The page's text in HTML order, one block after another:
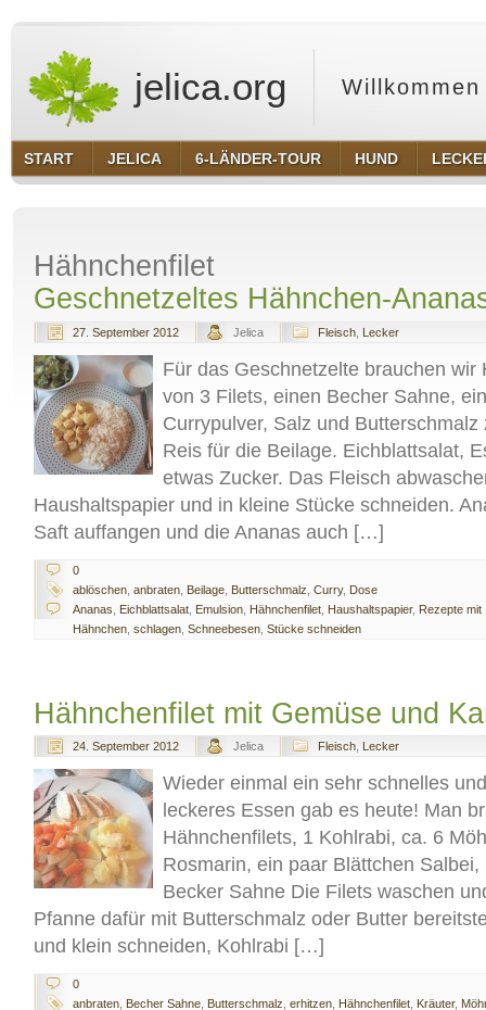
jelica.org
START JELICA 6-LÄNDER-TOUR HUND
Hähnchenfilet
Geschnetzeltes Hähnchen-
27. September 2012 Jelica Fleisch Lecker
Für das Geschnetzelte brauchen wir
von 3 Filets, einen Becher Sahne,
Currypulver, Salz und
Reis für die Beilage. Eichblattsalat,
etwas Zucker. Das Fleisch
Haushaltspapier und in kleine Stücke schneiden.
Saft auffangen und die Ananas auch […]
0
ablöschen anbraten Beilage Butterschmalz Curry, Dose
Ananas
Eichblattsalat Emulsion Hähnchenfilet Haushaltspapier, Rezepte mit
Hähnchen schlagen Schneebesen Stücke schneiden
Hähnchenfilet mit Gemüse und
24. September 2012 Jelica Fleisch Lecker
Wieder einmal ein sehr schnelles
leckeres Essen gab es heute! Man
Hähnchenfilets, 1 Kohlrabi, ca. 6
Rosmarin, ein paar Blättchen
Becker Sahne Die Filets waschen
Pfanne dafür mit Butterschmalz oder Butter
und klein schneiden, Kohlrabi […]
0
anbraten Becher Sahne Butterschmalz erhitzen Hähnchenfilet Kräuter,